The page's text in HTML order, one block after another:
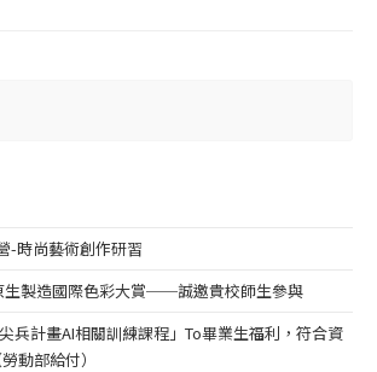
-時尚藝術創作研習
生製造國際色彩大賞──誠邀貴校師生參與
兵計畫AI相關訓練課程」To畢業生福利，符合資
動部給付）